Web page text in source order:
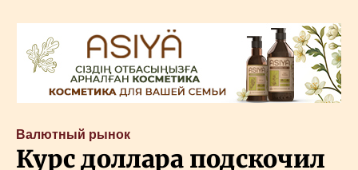
Валютный рынок
Курс доллара подскочил